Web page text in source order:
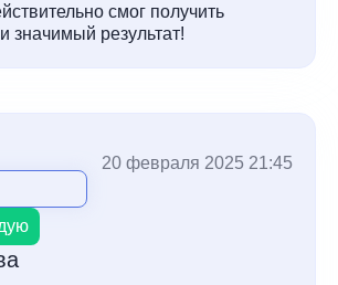
смог получить
значимый результат!
20 февраля 2025 21:45